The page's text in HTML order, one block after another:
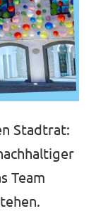
Stadtrat:
Team